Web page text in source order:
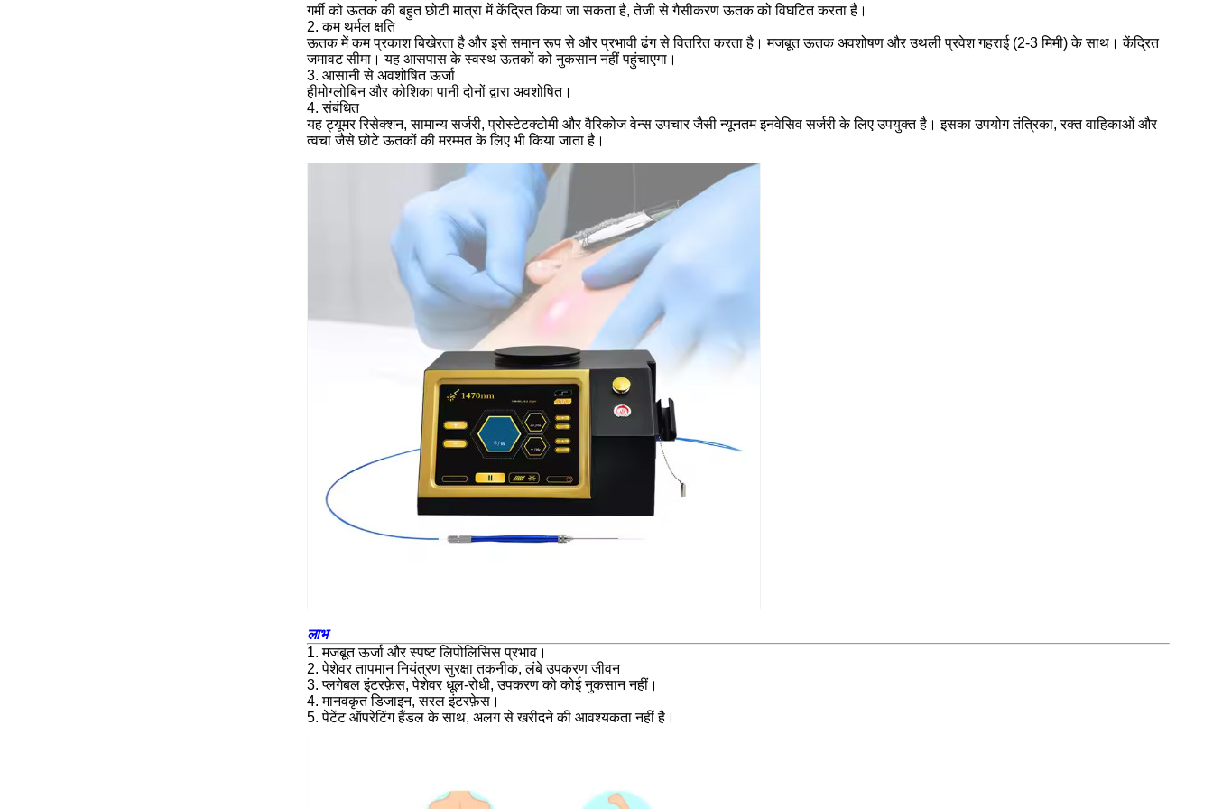
गर्मी को ऊतक की बहुत छोटी मात्रा में केंद्रित किया जा सकता है, तेजी से गैसीकरण ऊतक को विघटित करता है।
2. कम थर्मल क्षति
ऊतक में कम प्रकाश बिखेरता है और इसे समान रूप से और प्रभावी ढंग से वितरित करता है। मजबूत ऊतक अवशोषण और उथली प्रवेश गहराई (2-3 मिमी) के साथ। केंद्रित
जमावट सीमा। यह आसपास के स्वस्थ ऊतकों को नुकसान नहीं पहुंचाएगा।
3. आसानी से अवशोषित ऊर्जा
हीमोग्लोबिन और कोशिका पानी दोनों द्वारा अवशोषित।
4. संबंधित
यह ट्यूमर रिसेक्शन, सामान्य सर्जरी, प्रोस्टेटक्टोमी और वैरिकोज वेन्स उपचार जैसी न्यूनतम इनवेसिव सर्जरी के लिए उपयुक्त है। इसका उपयोग तंत्रिका, रक्त वाहिकाओं और
त्वचा जैसे छोटे ऊतकों की मरम्मत के लिए भी किया जाता है।
लाभ
1. मजबूत ऊर्जा और स्पष्ट लिपोलिसिस प्रभाव।
2. पेशेवर तापमान नियंत्रण सुरक्षा तकनीक, लंबे उपकरण जीवन
3. प्लगेबल इंटरफ़ेस, पेशेवर धूल-रोधी, उपकरण को कोई नुकसान नहीं।
4. मानवकृत डिजाइन, सरल इंटरफ़ेस।
5. पेटेंट ऑपरेटिंग हैंडल के साथ, अलग से खरीदने की आवश्यकता नहीं है।